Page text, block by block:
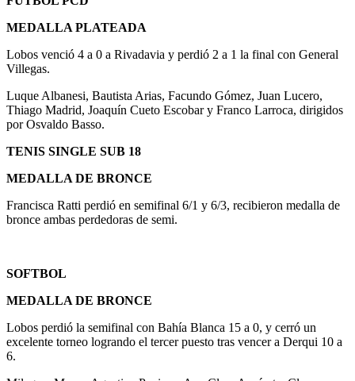
MEDALLA PLATEADA
Lobos venció 4 a 0 a Rivadavia y perdió 2 a 1 la final con General
Villegas.
Luque Albanesi, Bautista Arias, Facundo Gómez, Juan Lucero,
Thiago Madrid, Joaquín Cueto Escobar y Franco Larroca, dirigidos
por Osvaldo Basso.
TENIS SINGLE SUB 18
MEDALLA DE BRONCE
Francisca Ratti perdió en semifinal 6/1 y 6/3, recibieron medalla de
bronce ambas perdedoras de semi.
SOFTBOL
MEDALLA DE BRONCE
Lobos perdió la semifinal con Bahía Blanca 15 a 0, y cerró un
excelente torneo logrando el tercer puesto tras vencer a Derqui 10 a
6.